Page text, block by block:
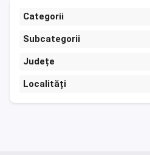
Categorii
Subcategorii
Județe
Localități